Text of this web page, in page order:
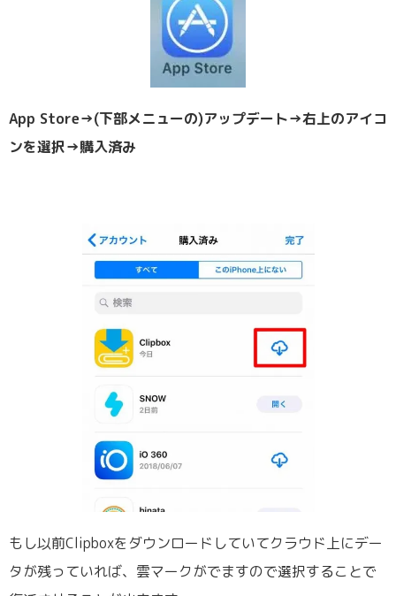
App Store→(下部メニューの)アップデート→右上のアイコ
ンを選択→購入済み
もし以前Clipboxをダウンロードしていてクラウド上にデー
タが残っていれば、雲マークがでますので選択することで